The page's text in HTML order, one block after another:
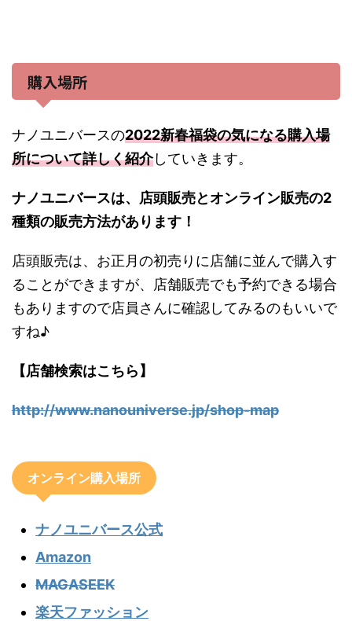
購入場所
ナノユニバースの2022新春福袋の気になる購入場
所について詳しく紹介していきます。
ナノユニバースは、店頭販売とオンライン販売の2
種類の販売方法があります！
店頭販売は、お正月の初売りに店舗に並んで購入す
ることができますが、店舗販売でも予約できる場合
もありますので店員さんに確認してみるのもいいで
すね♪
【店舗検索はこちら】
http://www.nanouniverse.jp/shop-map
オンライン購入場所
ナノユニバース公式
Amazon
MAGASEEK
楽天ファッション